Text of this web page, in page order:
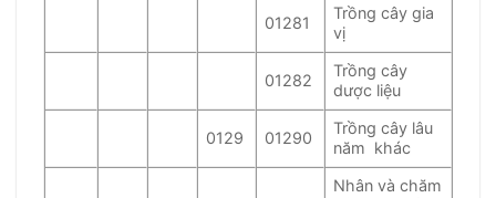
01281
Trồng cây gia
vị
01282
Trồng cây
dược liệu
0129 01290
Trồng cây lâu
năm khác
Nhân và chăm